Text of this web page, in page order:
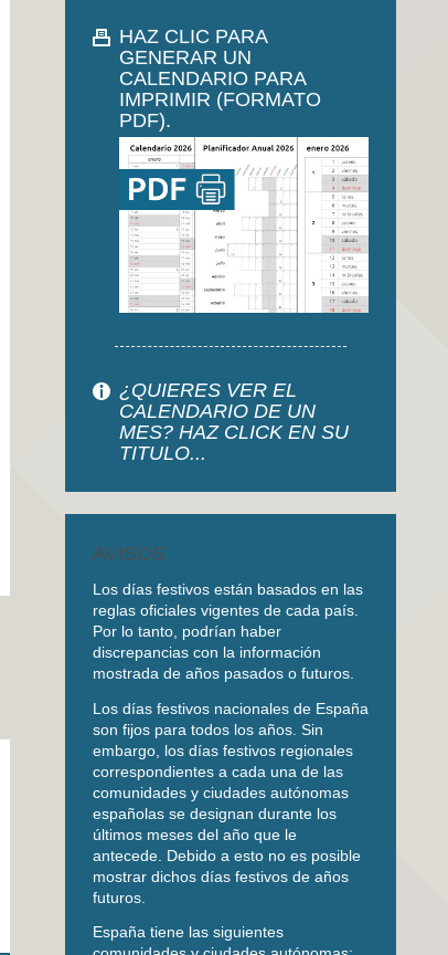
HAZ CLIC PARA
GENERAR UN
CALENDARIO PARA
IMPRIMIR (FORMATO
PDF).
¿QUIERES VER EL
CALENDARIO DE UN
MES? HAZ CLICK EN SU
TITULO...
AVISOS
Los días festivos están basados en las
reglas oficiales vigentes de cada país.
Por lo tanto, podrían haber
discrepancias con la información
mostrada de años pasados o futuros.
Los días festivos nacionales de España
son fijos para todos los años. Sin
embargo, los días festivos regionales
correspondientes a cada una de las
comunidades y ciudades autónomas
españolas se designan durante los
últimos meses del año que le
antecede. Debido a esto no es posible
mostrar dichos días festivos de años
futuros.
España tiene las siguientes